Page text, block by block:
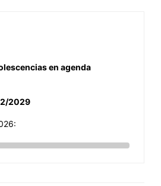
en agenda
2029